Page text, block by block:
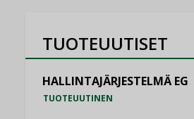
TUOTEUUTISET
HALLINTAJÄRJESTELMÄ EG
TUOTEUUTINEN